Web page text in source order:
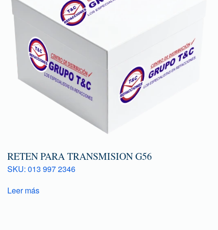
RETEN PARA TRANSMISION G56
SKU: 013 997 2346
Leer más